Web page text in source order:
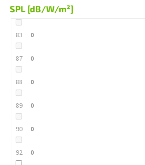
SPL [dB/W/m²]
83 0
87 0
88 0
89 0
90 0
92 0